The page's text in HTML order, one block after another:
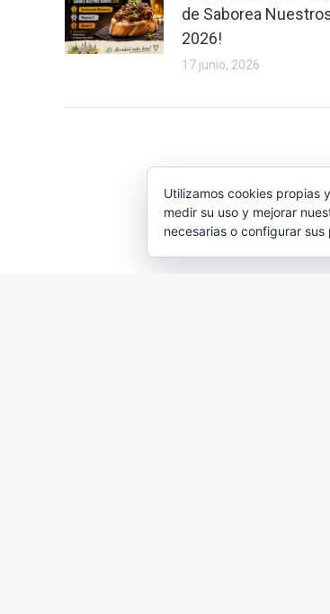
de Saborea
2026!
17 junio, 2026
Utilizamos cookies propias
medir su uso y mejorar
necesarias o configurar sus